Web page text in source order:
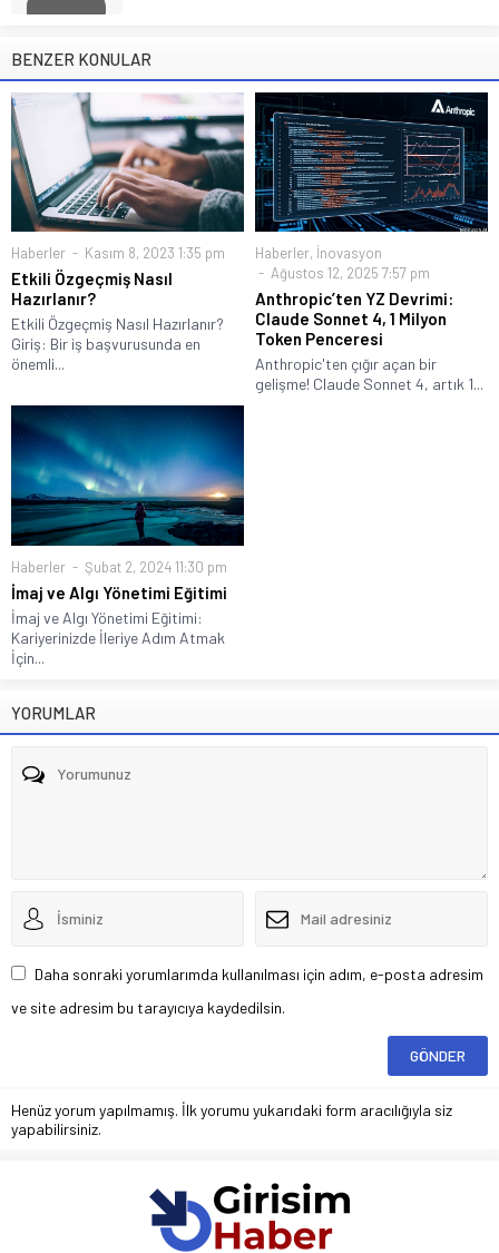
BENZER KONULAR
Haberler Kasım 8, 2023 1:35 pm
Etkili Özgeçmiş Nasıl
Hazırlanır?
Etkili Özgeçmiş Nasıl Hazırlanır?
Giriş: Bir iş başvurusunda en
önemli...
Haberler, İnovasyon
Ağustos 12, 2025 7:57 pm
Anthropic’ten YZ Devrimi:
Claude Sonnet 4, 1 Milyon
Token Penceresi
Anthropic'ten çığır açan bir
gelişme! Claude Sonnet 4, artık 1...
Haberler Şubat 2, 2024 11:30 pm
İmaj ve Algı Yönetimi Eğitimi
İmaj ve Algı Yönetimi Eğitimi:
Kariyerinizde İleriye Adım Atmak
İçin...
YORUMLAR
Daha sonraki yorumlarımda kullanılması için adım, e-posta adresim
ve site adresim bu tarayıcıya kaydedilsin.
Henüz yorum yapılmamış. İlk yorumu yukarıdaki form aracılığıyla siz
yapabilirsiniz.